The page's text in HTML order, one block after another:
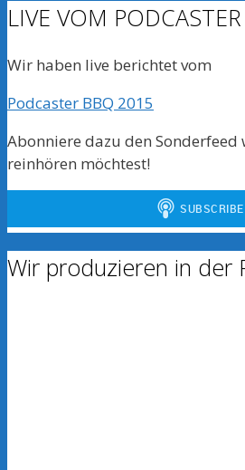
LIVE VOM
Wir haben live berichtet vom
Podcaster BBQ 2015
Abonniere dazu den Sonderfeed
reinhören möchtest!
Wir produzieren in der